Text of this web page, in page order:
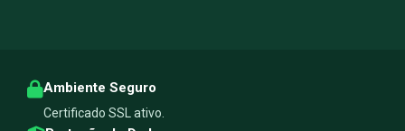
Ambiente Seguro
Certificado SSL ativo.